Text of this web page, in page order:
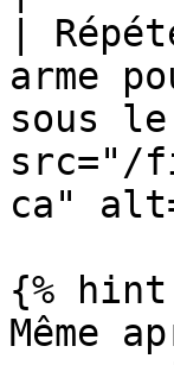
|
arme
sous
src="/
ca"
{%
Même